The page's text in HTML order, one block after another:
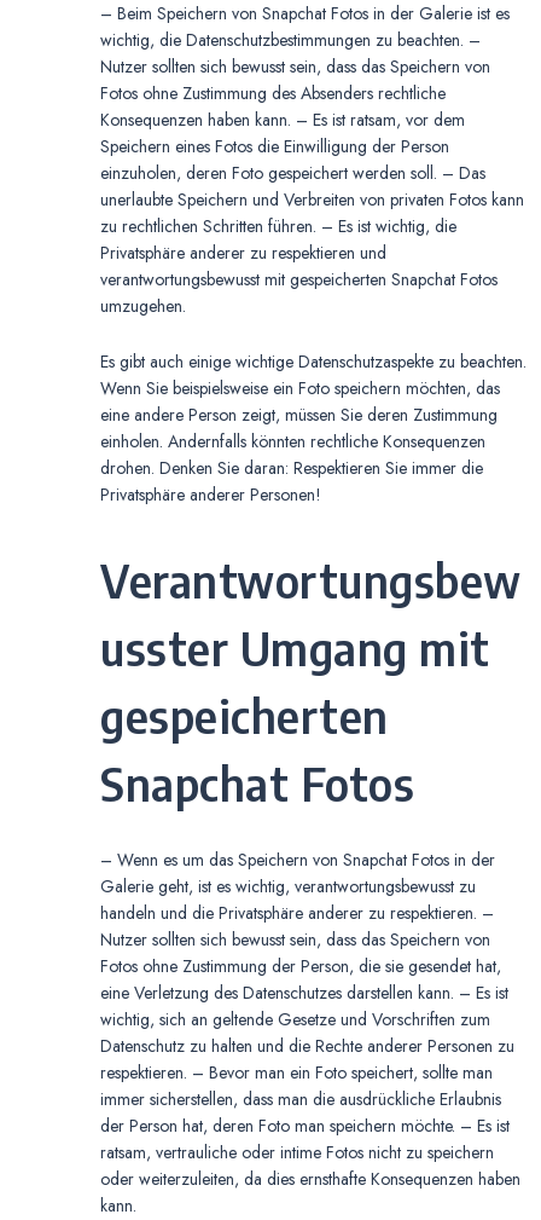
– Beim Speichern von Snapchat Fotos in der Galerie ist es
wichtig, die Datenschutzbestimmungen zu beachten. –
Nutzer sollten sich bewusst sein, dass das Speichern von
Fotos ohne Zustimmung des Absenders rechtliche
Konsequenzen haben kann. – Es ist ratsam, vor dem
Speichern eines Fotos die Einwilligung der Person
einzuholen, deren Foto gespeichert werden soll. – Das
unerlaubte Speichern und Verbreiten von privaten Fotos kann
zu rechtlichen Schritten führen. – Es ist wichtig, die
Privatsphäre anderer zu respektieren und
verantwortungsbewusst mit gespeicherten Snapchat Fotos
umzugehen.
Es gibt auch einige wichtige Datenschutzaspekte zu beachten.
Wenn Sie beispielsweise ein Foto speichern möchten, das
eine andere Person zeigt, müssen Sie deren Zustimmung
einholen. Andernfalls könnten rechtliche Konsequenzen
drohen. Denken Sie daran: Respektieren Sie immer die
Privatsphäre anderer Personen!
Verantwortungsbew
usster Umgang mit
gespeicherten
Snapchat Fotos
– Wenn es um das Speichern von Snapchat Fotos in der
Galerie geht, ist es wichtig, verantwortungsbewusst zu
handeln und die Privatsphäre anderer zu respektieren. –
Nutzer sollten sich bewusst sein, dass das Speichern von
Fotos ohne Zustimmung der Person, die sie gesendet hat,
eine Verletzung des Datenschutzes darstellen kann. – Es ist
wichtig, sich an geltende Gesetze und Vorschriften zum
Datenschutz zu halten und die Rechte anderer Personen zu
respektieren. – Bevor man ein Foto speichert, sollte man
immer sicherstellen, dass man die ausdrückliche Erlaubnis
der Person hat, deren Foto man speichern möchte. – Es ist
ratsam, vertrauliche oder intime Fotos nicht zu speichern
oder weiterzuleiten, da dies ernsthafte Konsequenzen haben
kann.